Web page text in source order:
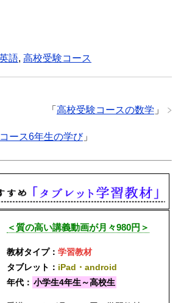
語, 高校受験コース
「 高校受験コースの数学 」
ース6年生の学び」
＜質の高い講義動画が月々980円＞
教材タイプ： 学習教材
タブレット： iPad・android
年代： 小学生4年生～高校生